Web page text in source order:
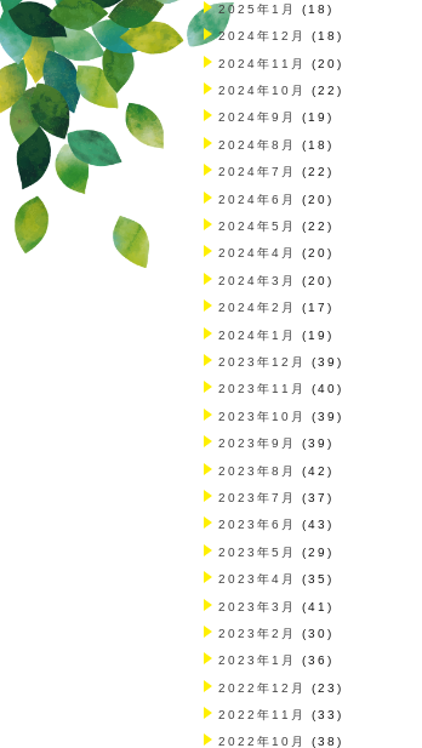
2025年1月 (18)
2024年12月 (18)
2024年11月 (20)
2024年10月 (22)
2024年9月 (19)
2024年8月 (18)
2024年7月 (22)
2024年6月 (20)
2024年5月 (22)
2024年4月 (20)
2024年3月 (20)
2024年2月 (17)
2024年1月 (19)
2023年12月 (39)
2023年11月 (40)
2023年10月 (39)
2023年9月 (39)
2023年8月 (42)
2023年7月 (37)
2023年6月 (43)
2023年5月 (29)
2023年4月 (35)
2023年3月 (41)
2023年2月 (30)
2023年1月 (36)
2022年12月 (23)
2022年11月 (33)
2022年10月 (38)